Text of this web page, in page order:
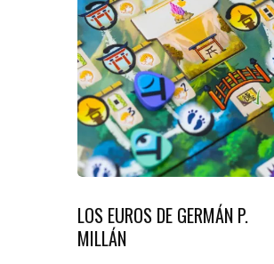
LOS EUROS DE GERMÁN P.
MILLÁN